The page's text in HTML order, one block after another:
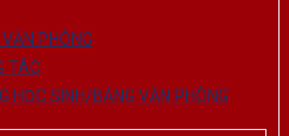
PHÒNG
TÁC
HỌC SINH/BẢNG VĂN PHÒNG